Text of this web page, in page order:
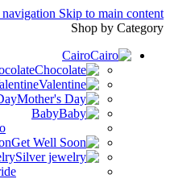
Skip to main content
Shop by Category
Cairo
Baby